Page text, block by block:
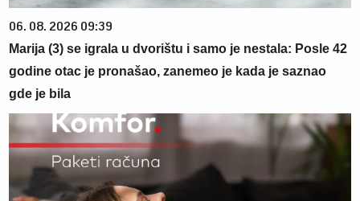
06. 08. 2026 09:39
Marija (3) se igrala u dvorištu i samo je nestala: Posle 42
godine otac je pronašao, zanemeo je kada je saznao
gde je bila